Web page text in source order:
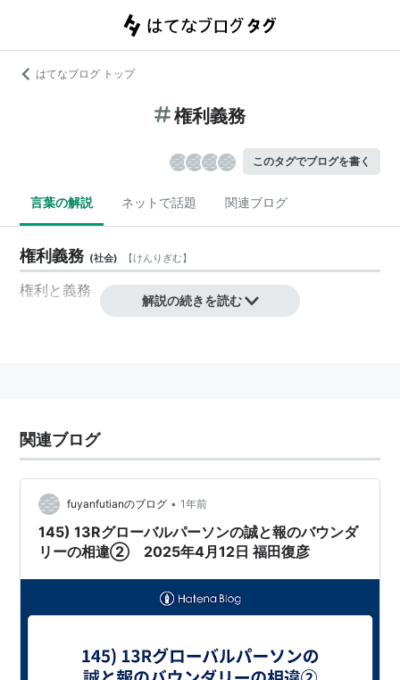
はてなブログ トップ
権利義務
このタグでブログを書く
言葉の解説 ネットで話題 関連ブログ
権利義務 (社会) 【けんりぎむ】
権利 と義務
解説の続きを読む
関連ブログ
fuyanfutianのブログ • 1年前
145) 13Rグローバルパーソンの誠と報のバウンダ
リーの相違② 2025年4月12日 福田復彦